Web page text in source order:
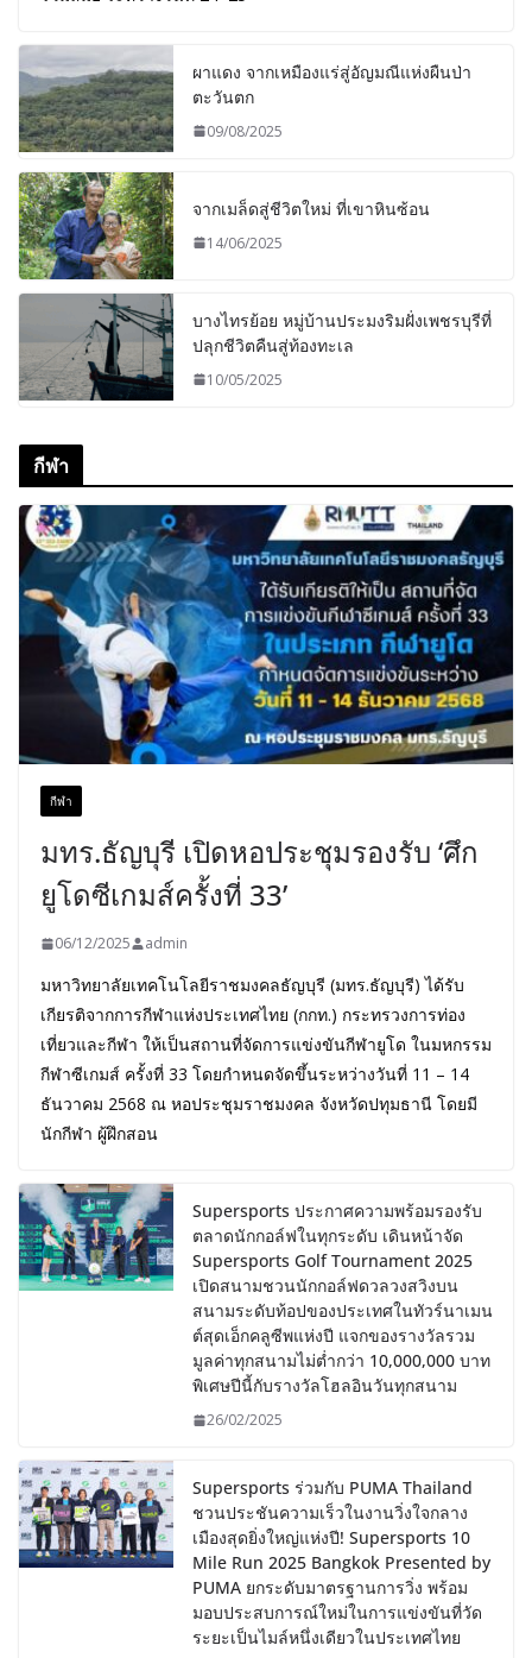
ผาแดง จากเหมืองแร่สู่อัญมณีแห่งผืนป่า
ตะวันตก
09/08/2025
จากเมล็ดสู่ชีวิตใหม่ ที่เขาหินซ้อน
14/06/2025
บางไทรย้อย หมู่บ้านประมงริมฝั่งเพชรบุรีที่
ปลุกชีวิตคืนสู่ท้องทะเล
10/05/2025
กีฬา
กีฬา
มทร.ธัญบุรี เปิดหอประชุมรองรับ ‘ศึก
ยูโดซีเกมส์ครั้งที่ 33’
06/12/2025 admin
มหาวิทยาลัยเทคโนโลยีราชมงคลธัญบุรี (มทร.ธัญบุรี) ได้รับ
เกียรติจากการกีฬาแห่งประเทศไทย (กกท.) กระทรวงการท่อง
เที่ยวและกีฬา ให้เป็นสถานที่จัดการแข่งขันกีฬายูโด ในมหกรรม
กีฬาซีเกมส์ ครั้งที่ 33 โดยกำหนดจัดขึ้นระหว่างวันที่ 11 – 14
ธันวาคม 2568 ณ หอประชุมราชมงคล จังหวัดปทุมธานี โดยมี
นักกีฬา ผู้ฝึกสอน
Supersports ประกาศความพร้อมรองรับ
ตลาดนักกอล์ฟในทุกระดับ เดินหน้าจัด
Supersports Golf Tournament 2025
เปิดสนามชวนนักกอล์ฟดวลวงสวิงบน
สนามระดับท้อปของประเทศในทัวร์นาเมน
ต์สุดเอ็กคลูซีพแห่งปี แจกของรางวัลรวม
มูลค่าทุกสนามไม่ต่ำกว่า 10,000,000 บาท
พิเศษปีนี้กับรางวัลโฮลอินวันทุกสนาม
26/02/2025
Supersports ร่วมกับ PUMA Thailand
ชวนประชันความเร็วในงานวิ่งใจกลาง
เมืองสุดยิ่งใหญ่แห่งปี! Supersports 10
Mile Run 2025 Bangkok Presented by
PUMA ยกระดับมาตรฐานการวิ่ง พร้อม
มอบประสบการณ์ใหม่ในการแข่งขันที่วัด
ระยะเป็นไมล์หนึ่งเดียวในประเทศไทย